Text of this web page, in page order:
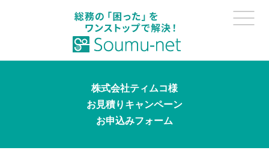
株式会社ティムコ様
お見積りキャンペーン
お申込みフォーム